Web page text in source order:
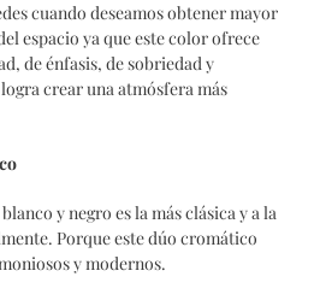
cuando deseamos obtener mayor
espacio ya que este color ofrece
de énfasis, de sobriedad y
crear una atmósfera más
y negro es la más clásica y a la
Porque este dúo cromático
y modernos.